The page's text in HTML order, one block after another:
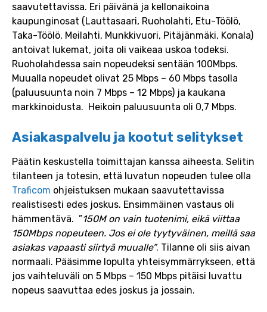
saavutettavissa. Eri päivänä ja kellonaikoina
kaupunginosat (Lauttasaari, Ruoholahti, Etu-Töölö,
Taka-Töölö, Meilahti, Munkkivuori, Pitäjänmäki, Konala)
antoivat lukemat, joita oli vaikeaa uskoa todeksi.
Ruoholahdessa sain nopeudeksi sentään 100Mbps.
Muualla nopeudet olivat 25 Mbps – 60 Mbps tasolla
(paluusuunta noin 7 Mbps – 12 Mbps) ja kaukana
markkinoidusta. Heikoin paluusuunta oli 0,7 Mbps.
Asiakaspalvelu ja kootut selitykset
Päätin keskustella toimittajan kanssa aiheesta. Selitin
tilanteen ja totesin, että luvatun nopeuden tulee olla
Traficom ohjeistuksen mukaan saavutettavissa
realistisesti edes joskus. Ensimmäinen vastaus oli
hämmentävä. ”150M on vain tuotenimi, eikä viittaa
150Mbps nopeuteen. Jos ei ole tyytyväinen, meillä saa
asiakas vapaasti siirtyä muualle”. Tilanne oli siis aivan
normaali. Pääsimme lopulta yhteisymmärrykseen, että
jos vaihteluväli on 5 Mbps – 150 Mbps pitäisi luvattu
nopeus saavuttaa edes joskus ja jossain.